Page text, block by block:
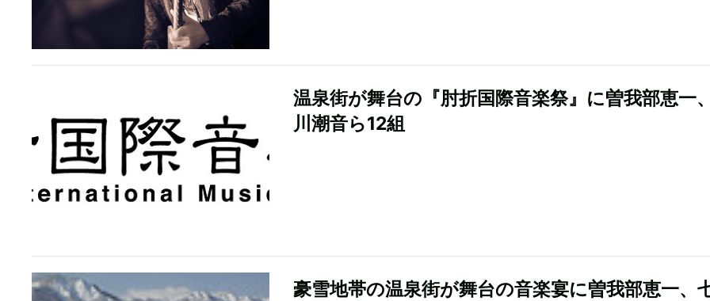
温泉街が舞台の『肘折国際音楽祭』に曽我部恵一
川潮音ら12組
豪雪地帯の温泉街が舞台の音楽宴に曽我部恵一、